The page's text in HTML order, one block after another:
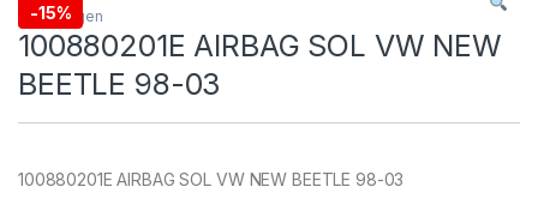
-15%
Volkswagen
100880201E AIRBAG SOL VW NEW
BEETLE 98-03
100880201E AIRBAG SOL VW NEW BEETLE 98-03